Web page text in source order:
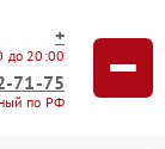
+
до 20:00
71-75
по РФ